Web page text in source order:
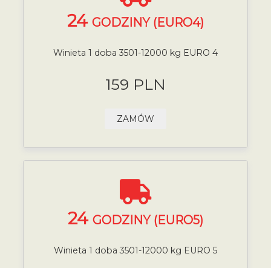
24 GODZINY (EURO4)
Winieta 1 doba 3501-12000 kg EURO 4
159 PLN
ZAMÓW
24 GODZINY (EURO5)
Winieta 1 doba 3501-12000 kg EURO 5